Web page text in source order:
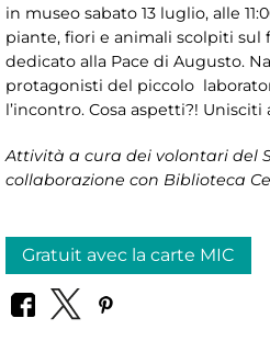
in museo sabato 13 luglio, alle
piante, fiori e animali scolpiti sul
dedicato alla Pace di Augusto.
protagonisti del piccolo
l’incontro. Cosa aspetti?! Unisciti
Attività a cura dei volontari del
collaborazione con Biblioteca
Gratuit avec la carte MIC